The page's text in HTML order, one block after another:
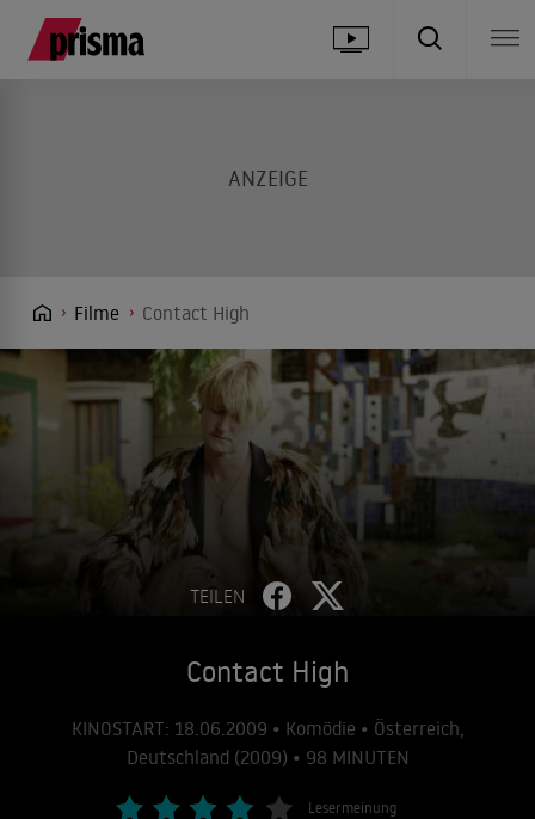
Filme Contact High
TEILEN
Contact High
KINOSTART: 18.06.2009 • Komödie • Österreich,
Deutschland (2009) • 98 MINUTEN
Lesermeinung